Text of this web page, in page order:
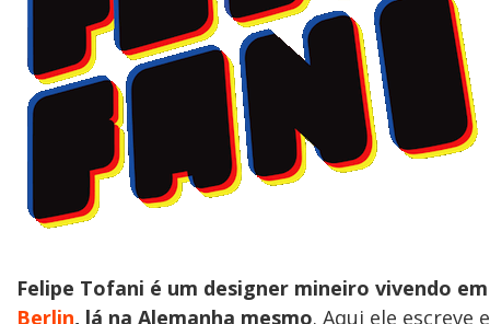
Felipe Tofani é um designer mineiro vivendo em
Berlin, lá na Alemanha mesmo. Aqui ele escreve e